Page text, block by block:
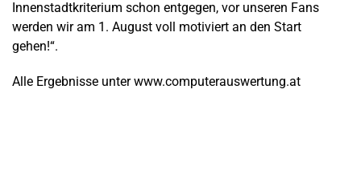
Innenstadtkriterium schon entgegen, vor unseren Fans
werden wir am 1. August voll motiviert an den Start
gehen!“.
Alle Ergebnisse unterwww.computerauswertung.at